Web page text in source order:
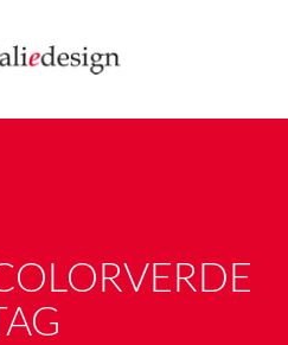
TAG